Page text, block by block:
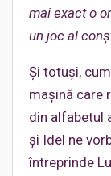
mai exact o
un joc al
Și totuși,
mașină care
din alfabetul
și Idel ne
întreprinde